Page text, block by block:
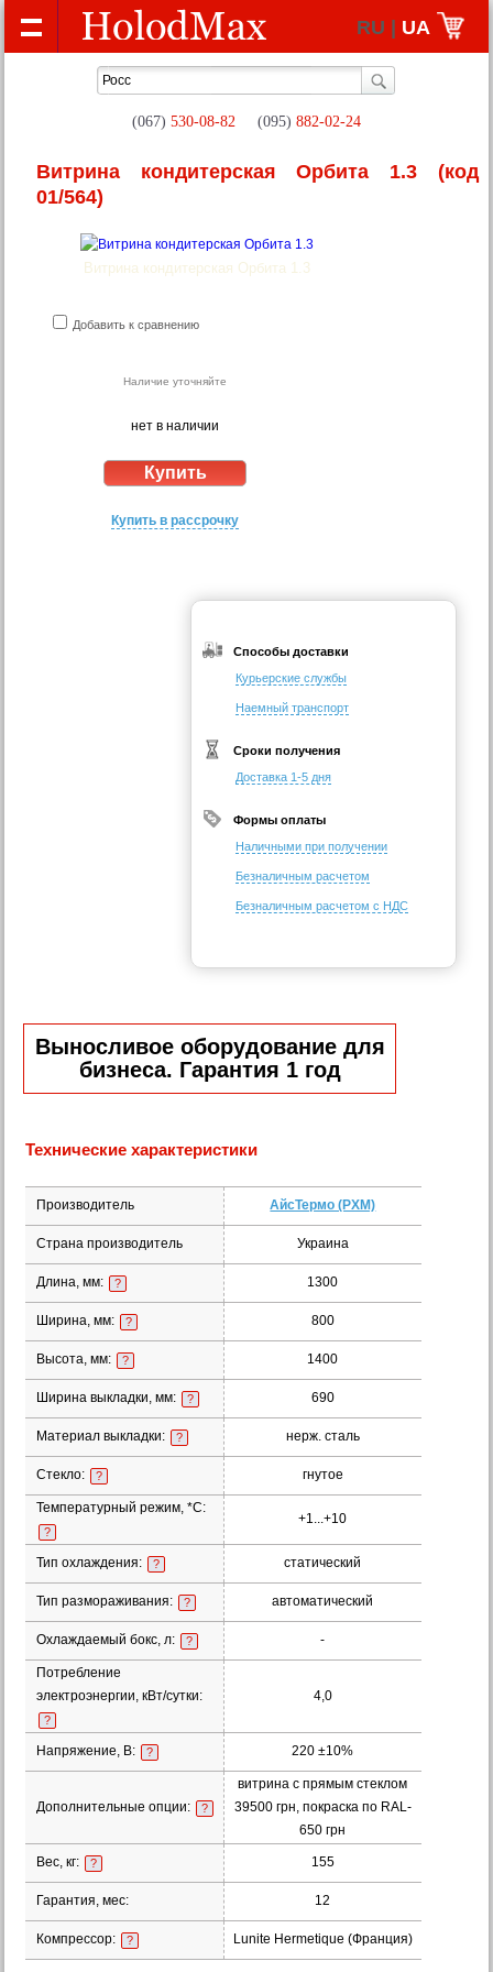
RU | UA
(067) 530-08-82 (095) 882-02-24
Витрина кондитерская Орбита 1.3 (код
01/564)
Витрина кондитерская Орбита 1.3
Добавить к сравнению
Наличие уточняйте
нет в наличии
Купить в рассрочку
Способы доставки
Курьерские службы
Наемный транспорт
Сроки получения
Доставка 1-5 дня
Формы оплаты
Наличными при получении
Безналичным расчетом
Безналичным расчетом с НДС
Выносливое оборудование для
бизнеса. Гарантия 1 год
Технические характеристики
Производитель АйсТермо (РХМ)
Страна производитель Украина
Длина, мм: ? 1300
Ширина, мм: ? 800
Высота, мм: ? 1400
Ширина выкладки, мм: ? 690
Материал выкладки: ? нерж. сталь
Стекло: ? гнутое
Температурный режим, *С:
?
+1...+10
Тип охлаждения: ? статический
Тип размораживания: ? автоматический
Охлаждаемый бокс, л: ? -
Потребление
электроэнергии, кВт/сутки:
?
4,0
Напряжение, В: ? 220 ±10%
Дополнительные опции: ?
витрина с прямым стеклом
39500 грн, покраска по RAL-
650 грн
Вес, кг: ? 155
Гарантия, мес: 12
Компрессор: ? Lunite Hermetique (Франция)